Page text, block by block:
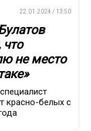
22.01.2024 / 13:50
что
не место
красно-белых с